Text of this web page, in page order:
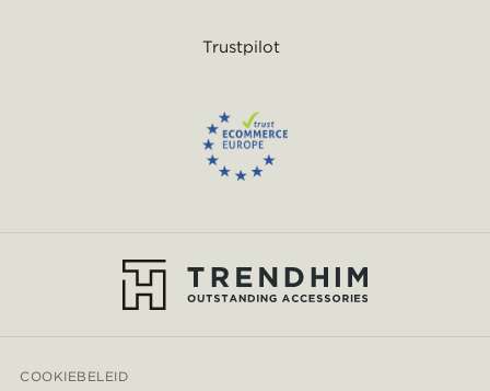
Trustpilot
COOKIEBELEID